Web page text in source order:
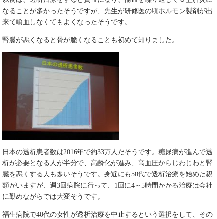
なることが多かったそうですが、先生が研修医の頃ホルモン製剤が出
来て輸血しなくてもよくなったそうです。
腎臓が悪くなると骨が脆くなることも初めて知りました。
日本の透析患者数は2016年で約33万人だそうです。糖尿病が進んで透
析が必要となる人が半分で、高齢化が進み、高血圧からじわじわと腎
臓を悪くする人も多いそうです。身近にも50代で透析治療を始めた親
類がいますが、週3回病院に行って、1回に4～5時間かかる治療は会社
に勤めながらでは大変そうです。
福生病院で40代の女性が透析治療を中止するという選択をして、その